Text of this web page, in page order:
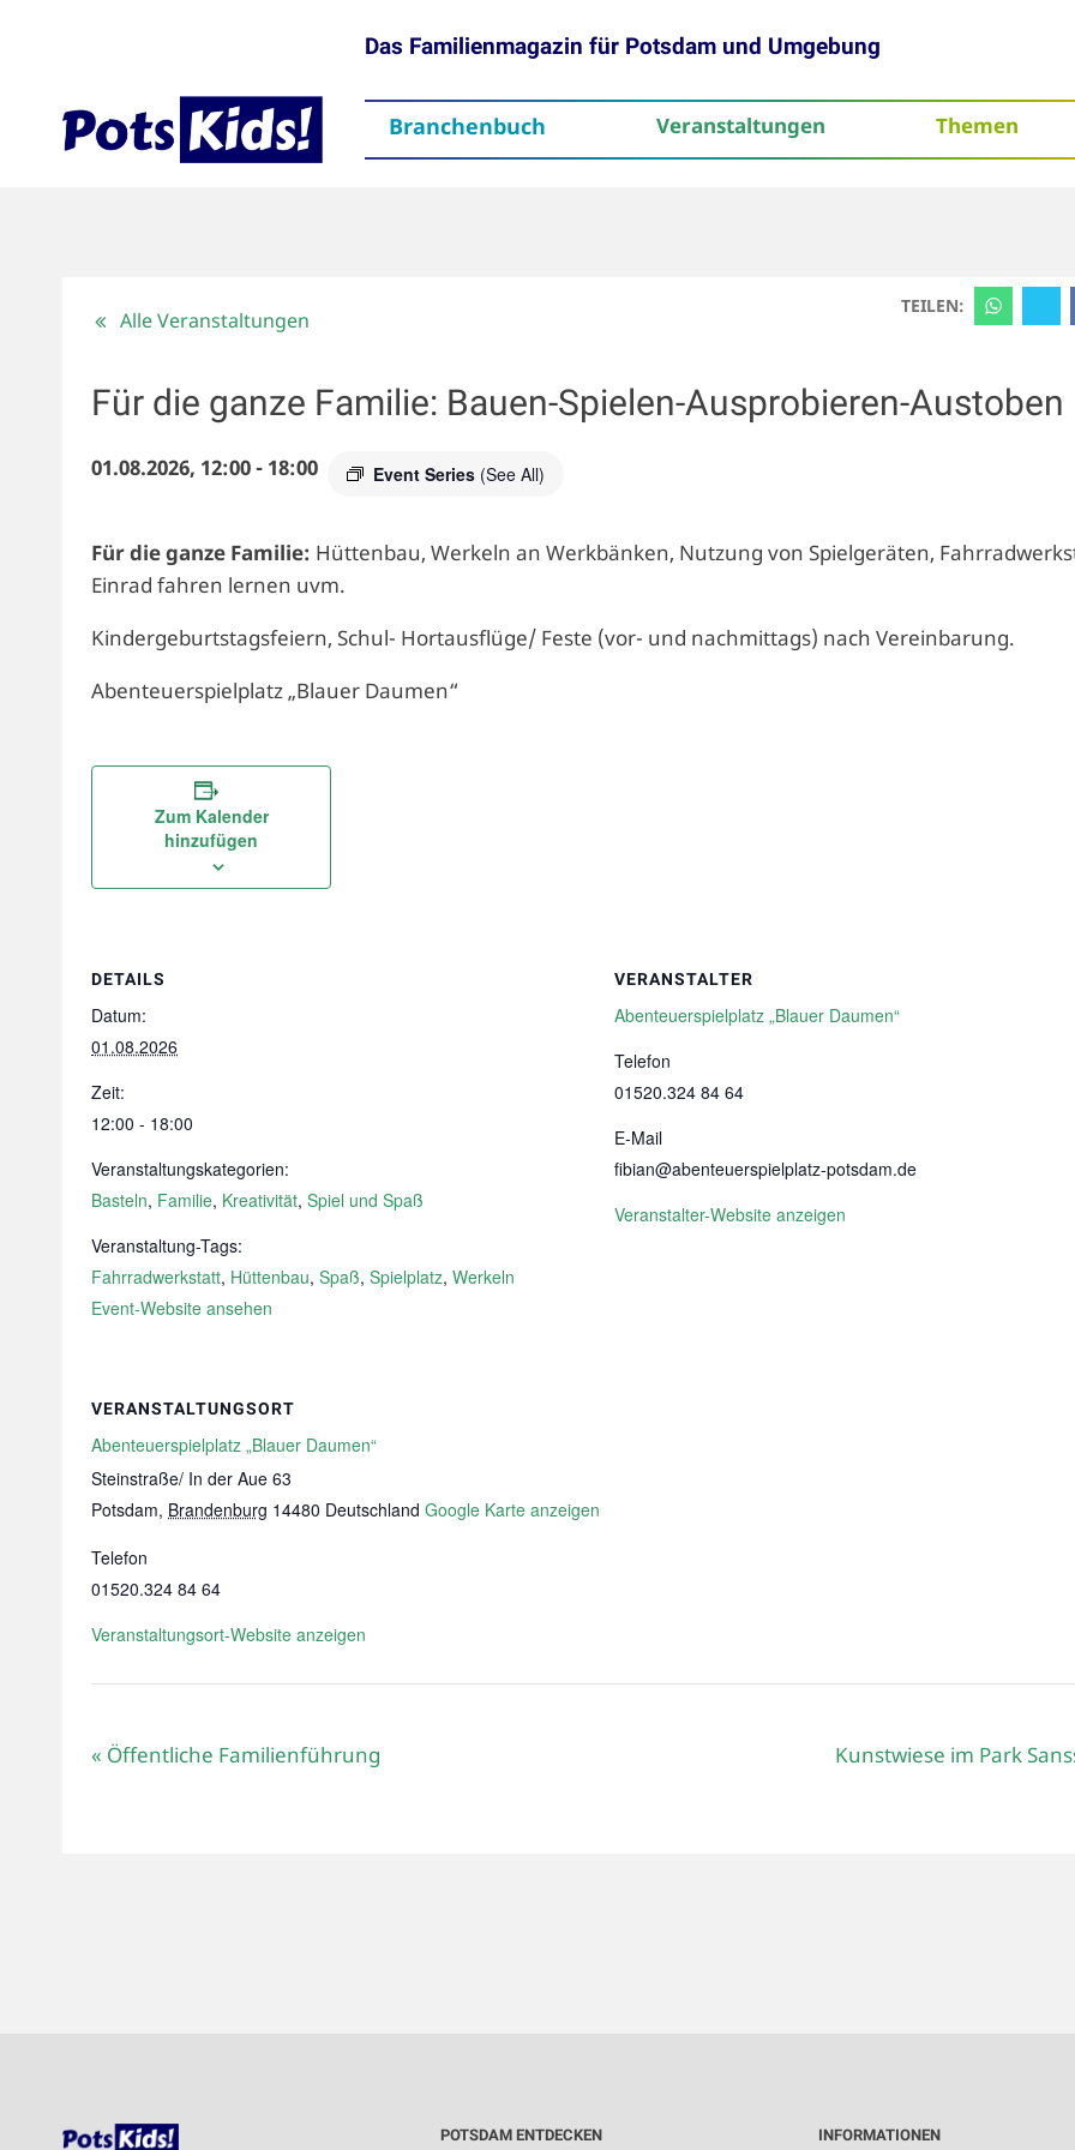
Das Familienmagazin für Potsdam und Umgebung
Branchenbuch Veranstaltungen Themen
TEILEN:
Alle Veranstaltungen
Für die ganze Familie: Bauen-Spielen-Ausprobieren-Austoben
01.08.2026, 12:00- 18:00 Event Series (See All)
Für die ganze Familie: Hüttenbau, Werkeln an Werkbänken, Nutzung von Spielgeräten,
Einrad fahren lernen uvm.
Kindergeburtstagsfeiern, Schul- Hortausflüge/ Feste (vor- und nachmittags) nach Vereinbarung.
Abenteuerspielplatz „Blauer Daumen“
Zum Kalender
hinzufügen
DETAILS
Datum:
01.08.2026
Zeit:
12:00 - 18:00
Veranstaltungskategorien:
Basteln, Familie, Kreativität, Spiel und Spaß
Veranstaltung-Tags:
Fahrradwerkstatt, Hüttenbau, Spaß, Spielplatz, Werkeln
Event-Website ansehen
VERANSTALTER
Abenteuerspielplatz „Blauer Daumen“
Telefon
01520.324 84 64
E-Mail
fibian@abenteuerspielplatz-potsdam.de
Veranstalter-Website anzeigen
VERANSTALTUNGSORT
Abenteuerspielplatz „Blauer Daumen“
Steinstraße/ In der Aue 63
Potsdam, Brandenburg 14480 Deutschland Google Karte anzeigen
Telefon
01520.324 84 64
Veranstaltungsort-Website anzeigen
« Öffentliche Familienführung Kunstwiese im Park
POTSDAM ENTDECKEN INFORMATIONEN
ThemenAktuelles